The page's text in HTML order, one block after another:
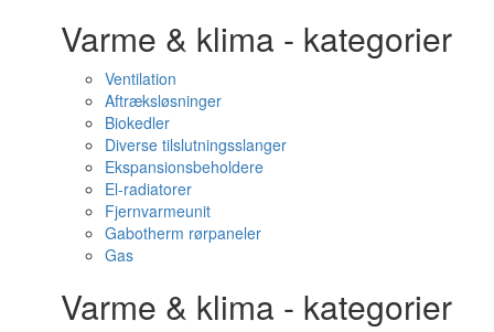
Varme & klima - kategorier
Ventilation
Aftræksløsninger
Biokedler
Diverse tilslutningsslanger
Ekspansionsbeholdere
El-radiatorer
Fjernvarmeunit
Gabotherm rørpaneler
Gas
Varme & klima - kategorier